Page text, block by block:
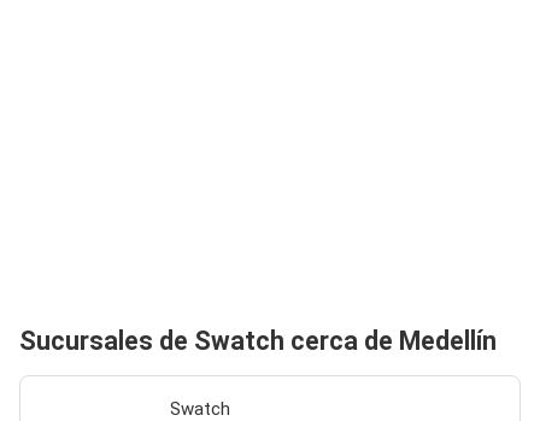
Sucursales de Swatch cerca de Medellín
Swatch